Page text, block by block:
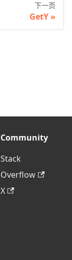
下一页
GetY
Community
Stack
Overflow
X